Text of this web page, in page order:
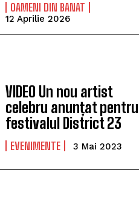
OAMENI DIN BANAT
12 Aprilie 2026
VIDEO Un nou artist
celebru anunțat pentru
festivalul District 23
EVENIMENTE 3 Mai 2023